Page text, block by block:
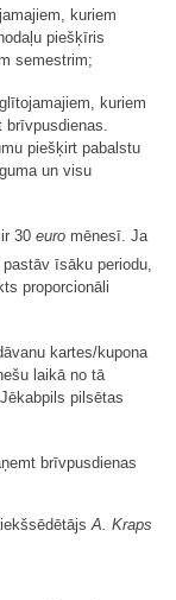
kuriem
piešķīris
semestrim;
kuriem
brīvpusdienas.
piešķirt pabalstu
un visu
30 euro mēnesī. Ja
īsāku periodu,
proporcionāli
kartes/kupona
laikā no tā
pilsētas
brīvpusdienas
A. Kraps